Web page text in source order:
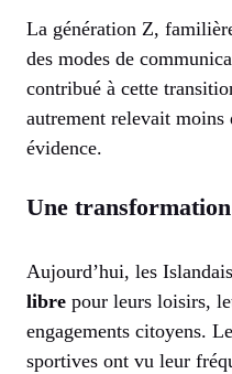
La génération Z,
des modes de
contribué à cette
autrement relevait moins
évidence.
Une
Aujourd’hui, les
libre pour leurs loisirs,
engagements citoyens.
sportives ont vu leur